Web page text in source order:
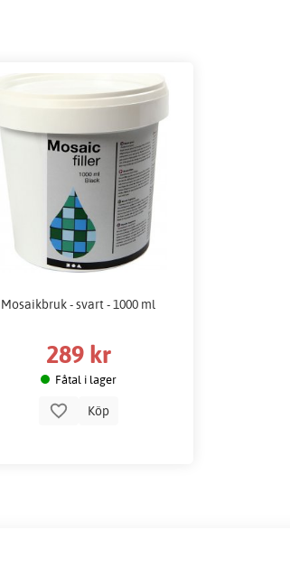
Mosaikbruk - svart - 1000 ml
289 kr
Fåtal i lager
Köp